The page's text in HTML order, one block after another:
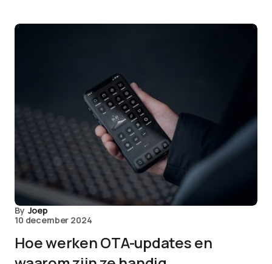
By Joep
10 december 2024
Hoe werken OTA-updates en